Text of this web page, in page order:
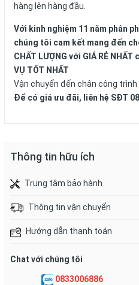
hàng lên hàng đầu.
Với kinh nghiệm 11 năm phân
chúng tôi cam kết mang đến
CHẤT LƯỢNG với GIÁ RẺ NHẤT
VỤ TỐT NHẤT
Vận chuyển đến chân công trình
Để có giá ưu đãi, liên hệ SĐT
Thông tin hữu ích
Trung tâm bảo hành
Thông tin vận chuyển
Hướng dẫn thanh toán
Chat với chúng tôi
0833006886